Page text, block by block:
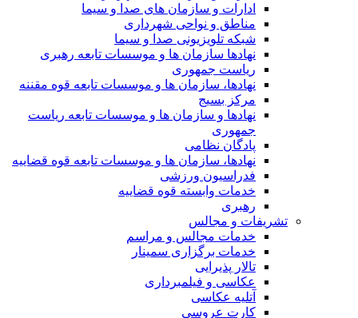
ادارات و سازمان های صدا و سیما
مناطق و نواحی شهرداری
شبکه تلویزیونی صدا و سیما
نهادها سازمان ها و موسسات تابعه رهبری
ریاست جمهوری
نهادها، سازمان ها و موسسات تابعه قوه مقننه
مرکز بسیج
نهادها و سازمان ها و موسسات تابعه ریاست
جمهوری
پادگان نظامی
نهادها، سازمان ها و موسسات تابعه قوه قضاییه
فدراسیون ورزشی
خدمات وابسته قوه قضاییه
رهبری
تشریفات و مجالس
خدمات مجالس و مراسم
خدمات برگزاری سمینار
تالار پذیرایی
عکاسی و فیلمبرداری
آتلیه عکاسی
کارت عروسی